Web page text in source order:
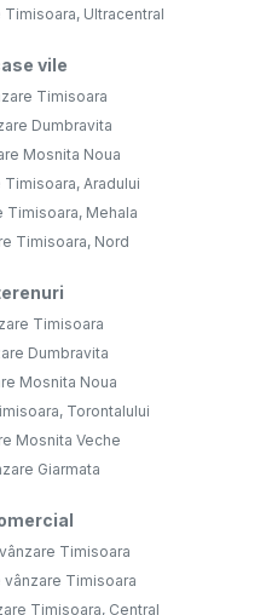
Ultracentral
vile
Timisoara
Dumbravita
Mosnita Noua
Aradului
Timisoara, Mehala
Timisoara, Nord
Timisoara
Dumbravita
Mosnita Noua
Torontalului
Mosnita Veche
Giarmata
Timisoara
Timisoara
Timisoara, Central